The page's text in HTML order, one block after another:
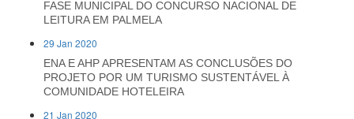
FASE MUNICIPAL DO CONCURSO NACIONAL DE
LEITURA EM PALMELA
29 Jan 2020
ENA E AHP APRESENTAM AS CONCLUSÕES DO
PROJETO POR UM TURISMO SUSTENTÁVEL À
COMUNIDADE HOTELEIRA
21 Jan 2020